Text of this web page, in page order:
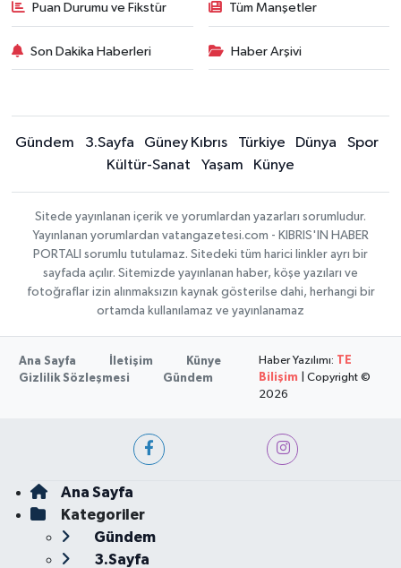
Puan Durumu ve Fikstür Tüm Manşetler
Son Dakika Haberleri Haber Arşivi
Gündem 3.Sayfa Güney Kıbrıs Türkiye Dünya
Spor
Kültür-Sanat
Yaşam Künye
Sitede yayınlanan içerik ve yorumlardan yazarları sorumludur.
Yayınlanan yorumlardan vatangazetesi.com - KIBRIS'IN HABER
PORTALI sorumlu tutulamaz. Sitedeki tüm harici linkler ayrı bir
sayfada açılır. Sitemizde yayınlanan haber, köşe yazıları ve
fotoğraflar izin alınmaksızın kaynak gösterilse dahi, herhangi bir
ortamda kullanılamaz ve yayınlanamaz
Ana Sayfa İletişim
Künye
Gizlilik Sözleşmesi
Gündem
Haber Yazılımı: TE
Bilişim | Copyright ©
2026
Ana Sayfa
Kategoriler
Gündem
3.Sayfa